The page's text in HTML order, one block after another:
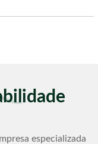
especializada